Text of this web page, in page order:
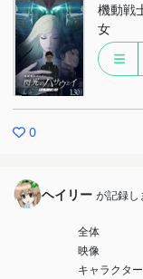
機動戦
女
0
ヘイリー が記録し
全体
映像
キャラクター